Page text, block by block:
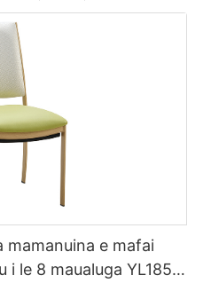
e mafai
le 8 maualuga YL1857